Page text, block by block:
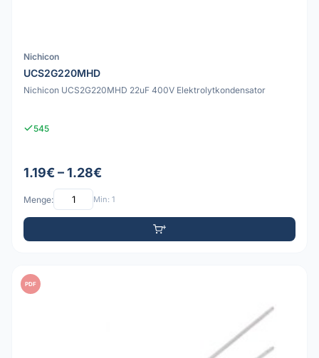
Nichicon
UCS2G220MHD
Nichicon UCS2G220MHD 22uF 400V Elektrolytkondensator
545
1.19€ – 1.28€
Menge: Min: 1
PDF